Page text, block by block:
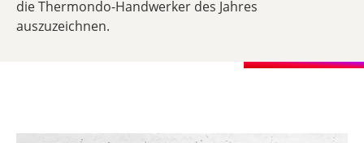
die Thermondo-Handwerker des Jahres
auszuzeichnen.